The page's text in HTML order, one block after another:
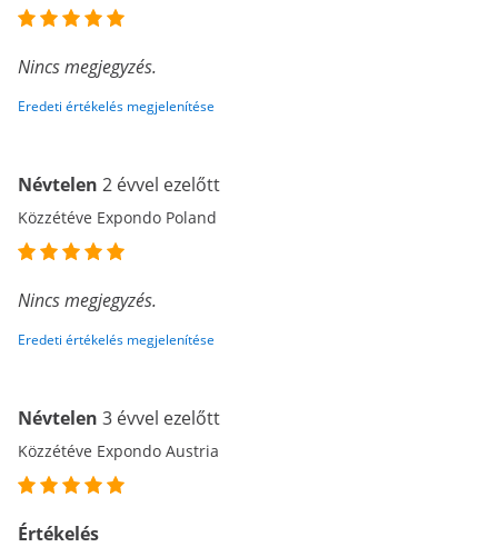
Nincs megjegyzés.
Eredeti értékelés megjelenítése
Névtelen 2 évvel ezelőtt
Közzétéve Expondo Poland
Nincs megjegyzés.
Eredeti értékelés megjelenítése
Névtelen 3 évvel ezelőtt
Közzétéve Expondo Austria
Értékelés